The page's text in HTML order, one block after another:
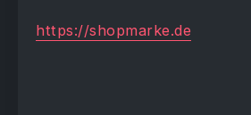
https://shopmarke.de